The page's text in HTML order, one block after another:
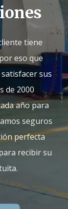
tiene
eso que
sus
de 2000
año para
seguros
perfecta
recibir su